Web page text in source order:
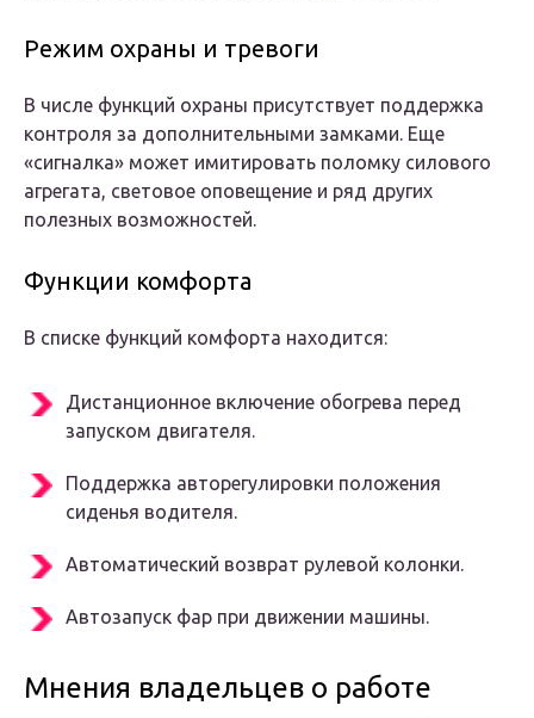
Режим охраны и тревоги
В числе функций охраны присутствует поддержка
контроля за дополнительными замками. Еще
«сигналка» может имитировать поломку силового
агрегата, световое оповещение и ряд других
полезных возможностей.
Функции комфорта
В списке функций комфорта находится:
Дистанционное включение обогрева перед
запуском двигателя.
Поддержка авторегулировки положения
сиденья водителя.
Автоматический возврат рулевой колонки.
Автозапуск фар при движении машины.
Мнения владельцев о работе